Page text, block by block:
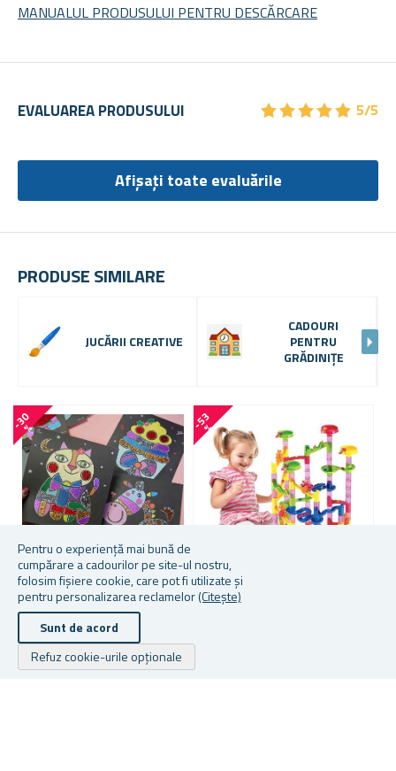
Pentru o experiență mai bună de
cumpărare a cadourilor pe site-ul nostru,
folosim fișiere cookie, care pot fi utilizate și
pentru personalizarea reclamelor(Citește)
Sunt de acord
Refuz cookie-urile opționale
MANUALUL PRODUSULUI PENTRU DESCĂRCARE
PRODUSE SIMILARE
JUCĂRII CREATIVE
CADOURI
PENTRU
GRĂDINIȚE
-
3
0
%
CĂRȚI DE COLORAT
STRĂLUCITOARE 15 BUC
★★★★★
★★★★★
-
5
3
%
CIRCUIT CU BILE
EVALUAREA PRODUSULUI ★★★★★
★★★★★ 5/5
Afișați toate evaluările